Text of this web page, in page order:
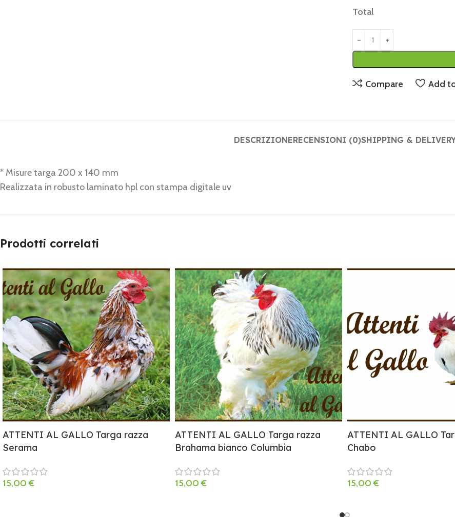
Total
Compare Add
DESCRIZIONERECENSIONI (0)SHIPPING &
* Misure targa 200 x 140 mm
Realizzata in robusto laminato hpl con stampa digitale uv
Prodotti correlati
ATTENTI AL GALLO Targa razza
Serama
15,00€
ATTENTI AL GALLO Targa razza
Brahama bianco Columbia
15,00€
ATTENTI AL GALLO
Chabo
15,00€